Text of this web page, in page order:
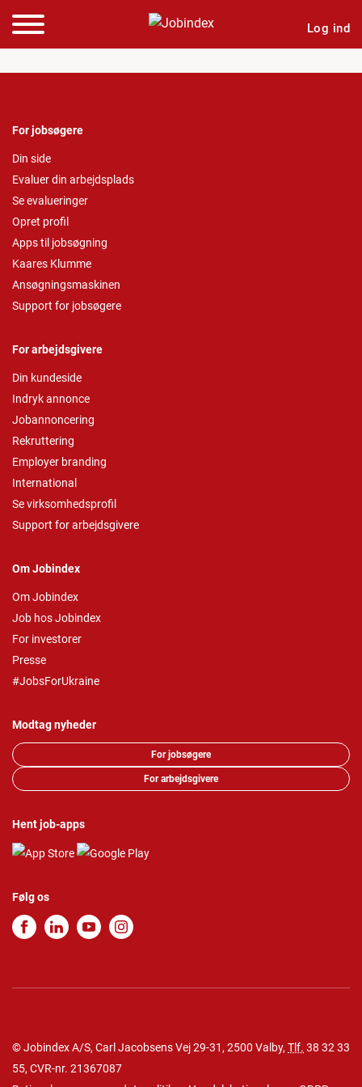
Log ind
For jobsøgere
Din side
Evaluer din arbejdsplads
Se evalueringer
Opret profil
Apps til jobsøgning
Kaares Klumme
Ansøgningsmaskinen
Support for jobsøgere
For arbejdsgivere
Din kundeside
Indryk annonce
Jobannoncering
Rekruttering
Employer branding
International
Se virksomhedsprofil
Support for arbejdsgivere
Om Jobindex
Om Jobindex
Job hos Jobindex
For investorer
Presse
#JobsForUkraine
Modtag nyheder
For jobsøgere
For arbejdsgivere
Hent job-apps
Følg os
© Jobindex A/S, Carl Jacobsens Vej 29-31, 2500 Valby, Tlf. 38 32 33
55, CVR-nr. 21367087